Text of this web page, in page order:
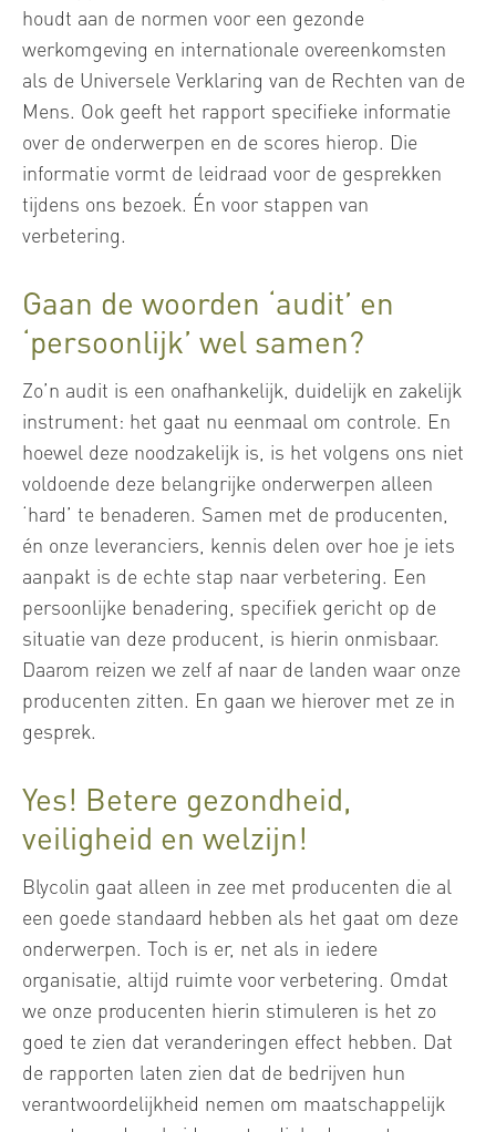
houdt aan de normen voor een gezonde
werkomgeving en internationale overeenkomsten
als de Universele Verklaring van de Rechten van de
Mens. Ook geeft het rapport specifieke informatie
over de onderwerpen en de scores hierop. Die
informatie vormt de leidraad voor de gesprekken
tijdens ons bezoek. Én voor stappen van
verbetering.
Gaan de woorden ‘audit’ en
‘persoonlijk’ wel samen?
Zo’n audit is een onafhankelijk, duidelijk en zakelijk
instrument: het gaat nu eenmaal om controle. En
hoewel deze noodzakelijk is, is het volgens ons niet
voldoende deze belangrijke onderwerpen alleen
‘hard’ te benaderen. Samen met de producenten,
én onze leveranciers, kennis delen over hoe je iets
aanpakt is de echte stap naar verbetering. Een
persoonlijke benadering, specifiek gericht op de
situatie van deze producent, is hierin onmisbaar.
Daarom reizen we zelf af naar de landen waar onze
producenten zitten. En gaan we hierover met ze in
gesprek.
Yes! Betere gezondheid,
veiligheid en welzijn!
Blycolin gaat alleen in zee met producenten die al
een goede standaard hebben als het gaat om deze
onderwerpen. Toch is er, net als in iedere
organisatie, altijd ruimte voor verbetering. Omdat
we onze producenten hierin stimuleren is het zo
goed te zien dat veranderingen effect hebben. Dat
de rapporten laten zien dat de bedrijven hun
verantwoordelijkheid nemen om maatschappelijk